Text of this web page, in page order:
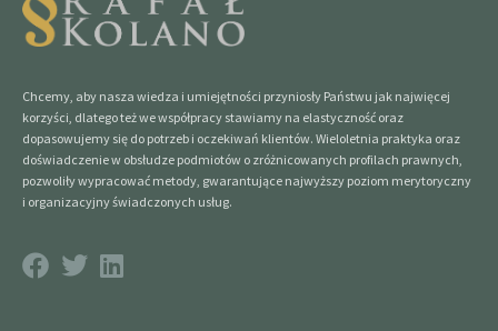
Chcemy, aby nasza wiedza i umiejętności przyniosły Państwu jak najwięcej
korzyści, dlatego też we współpracy stawiamy na elastyczność oraz
dopasowujemy się do potrzeb i oczekiwań klientów. Wieloletnia praktyka oraz
doświadczenie w obsłudze podmiotów o zróżnicowanych profilach prawnych,
pozwoliły wypracować metody, gwarantujące najwyższy poziom merytoryczny
i organizacyjny świadczonych usług.